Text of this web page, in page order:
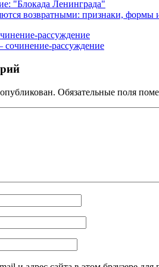
"Блокада Ленинграда"
возвратными: признаки, формы
рассуждение
рассуждение
Обязательные поля